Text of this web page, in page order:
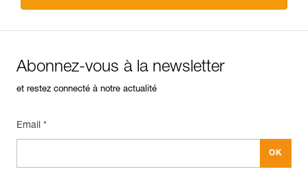
Abonnez-vous à la newsletter
et restez connecté à notre actualité
Email *